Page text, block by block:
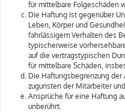
für mittelbare Folgeschäden
Die Haftung ist gegenüber
Leben, Körper und
fahrlässigem Verhalten des
typischerweise
auf die vertragstypischen
für mittelbare Schäden,
Die Haftungsbegrenzung der
zugunsten der Mitarbeiter
Ansprüche für eine Haftung
unberührt.